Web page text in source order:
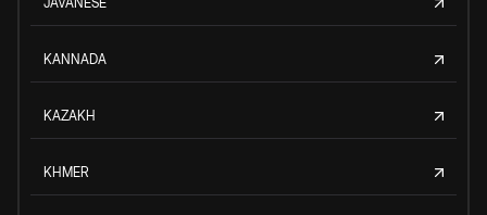
KANNADA
KAZAKH
KHMER